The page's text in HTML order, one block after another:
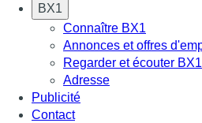
BX1
Connaître BX1
Annonces et offres
Regarder et écouter BX1
Adresse
Publicité
Contact